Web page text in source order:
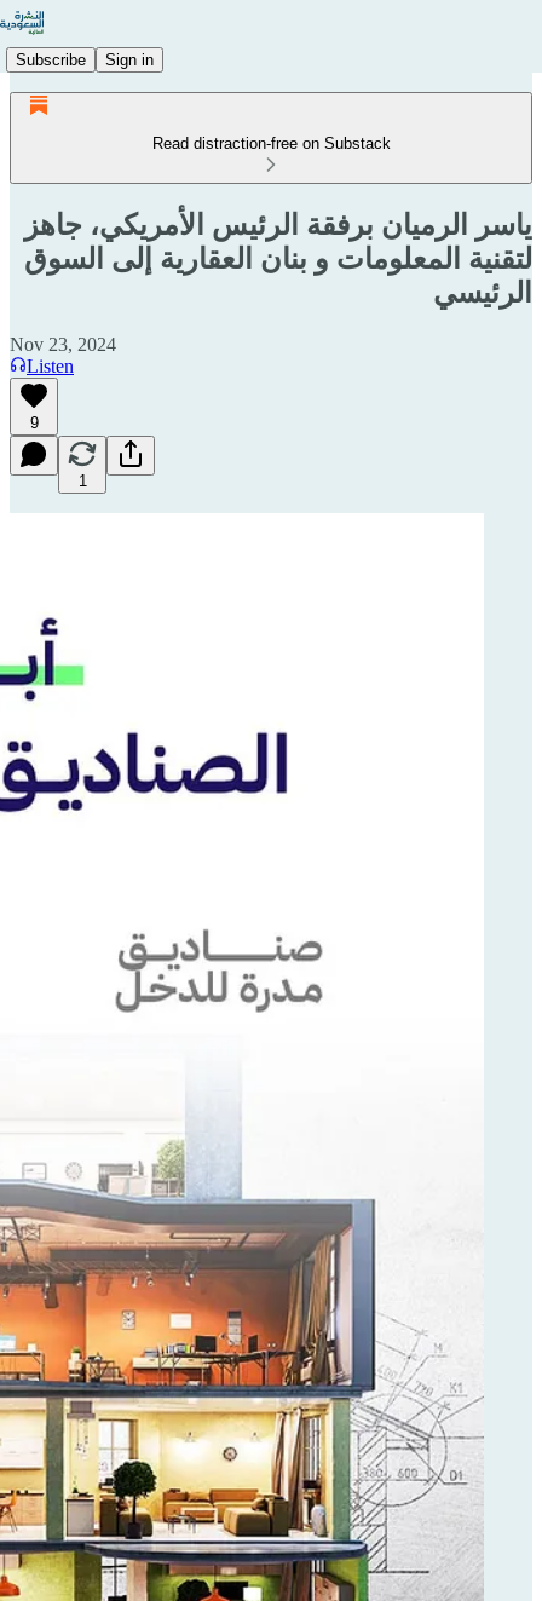
Subscribe Sign in
Read distraction-free on Substack
ياسر الرميان برفقة الرئيس الأمريكي، جاهز
لتقنية المعلومات و بنان العقارية إلى السوق
الرئيسي
Nov 23, 2024
Listen
9
1